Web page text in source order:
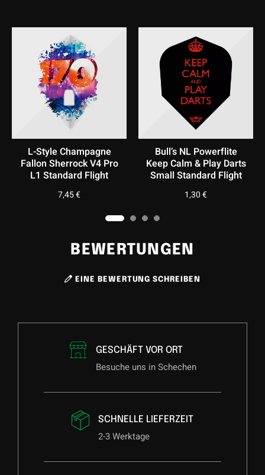
Darts
Flight
L-Style Champagne Pro
Kami L3 Small Standard
Flight
Bull’s NL
Hopp E3
1,30
BEWERTUNGEN
EINE BEWERTUNG SCHREIBEN
GESCHÄFT VOR ORT
Besuche uns in Schechen
SCHNELLE LIEFERZEIT
2-3 Werktage